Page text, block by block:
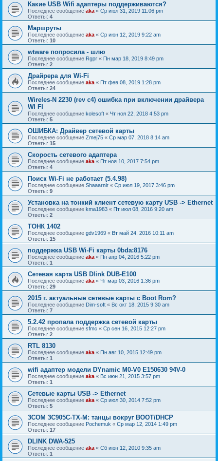
Какие USB Wifi адаптеры поддерживаются?
Последнее сообщение aka « Ср июл 31, 2019 11:06 pm
Ответы: 4
Маршруты
Последнее сообщение aka « Ср июн 12, 2019 9:22 am
Ответы: 10
wtware попросила - шлю
Последнее сообщение Rgpr « Пн мар 18, 2019 8:49 pm
Ответы: 2
Драйрера для Wi-Fi
Последнее сообщение aka « Пт фев 08, 2019 1:28 pm
Ответы: 24
Wireles-N 2230 (rev c4) ошибка при включении драйвера
WI FI
Последнее сообщение kolesoft « Чт ноя 22, 2018 4:53 pm
Ответы: 5
ОШИБКА: Драйвер сетевой карты
Последнее сообщение Zmej75 « Ср мар 07, 2018 8:14 am
Ответы: 15
Скорость сетевого адаптера
Последнее сообщение aka « Пт ноя 10, 2017 7:54 pm
Ответы: 4
Поиск Wi-Fi не работает (5.4.98)
Последнее сообщение Shaaarnir « Ср июл 19, 2017 3:46 pm
Ответы: 9
Установка на тонкий клиент сетевую карту USB -> Ethernet
Последнее сообщение kma1983 « Пт июл 08, 2016 9:20 am
Ответы: 2
ТОНК 1402
Последнее сообщение gdv1969 « Вт май 24, 2016 10:11 am
Ответы: 15
поддержка USB Wi-Fi карты 0bda:8176
Последнее сообщение aka « Пн апр 04, 2016 5:22 pm
Ответы: 1
Сетевая карта USB Dlink DUB-E100
Последнее сообщение aka « Чт мар 03, 2016 1:36 pm
Ответы: 29
2015 г. актуальные сетевые карты с Boot Rom?
Последнее сообщение Dim-soft « Вс окт 18, 2015 9:30 am
Ответы: 7
5.2.42 пропала поддержка сетевой карты
Последнее сообщение sfmc « Ср сен 16, 2015 12:27 pm
Ответы: 2
RTL 8130
Последнее сообщение aka « Пн авг 10, 2015 12:49 pm
Ответы: 1
wifi адаптер модели DYnamic M0-V0 E150630 94V-0
Последнее сообщение aka « Вс июн 21, 2015 3:57 pm
Ответы: 1
Cетевые карты USB -> Ethernet
Последнее сообщение aka « Ср июл 30, 2014 7:52 pm
Ответы: 5
3COM 3C905C-TX-M: танцы вокруг BOOT/DHCP
Последнее сообщение Pochemuk « Ср мар 12, 2014 1:49 pm
Ответы: 17
DLINK DWA-525
Последнее сообщение aka « Сб июн 12, 2010 9:35 am
Ответы: 1